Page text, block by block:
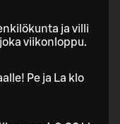
ja villi
viikonloppu.
Pe ja La klo